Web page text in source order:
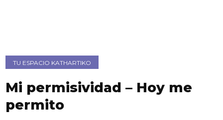
TU ESPACIO KATHARTIKO
Mi permisividad – Hoy me
permito